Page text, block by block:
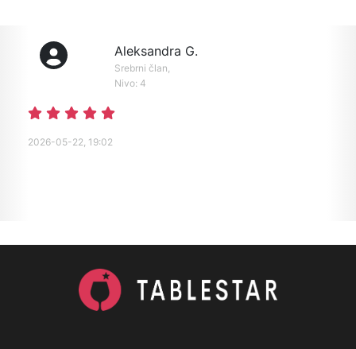
Aleksandra G.
Srebrni član,
Nivo: 4
2026-05-22, 19:02